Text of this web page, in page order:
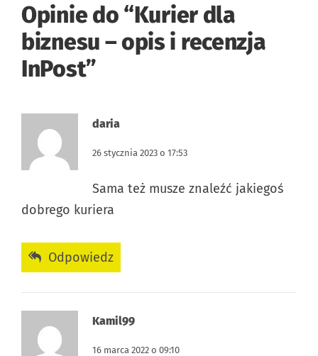
Opinie do “Kurier dla
biznesu – opis i recenzja
InPost”
daria
26 stycznia 2023 o 17:53
Sama też musze znaleźć jakiegoś
dobrego kuriera
Odpowiedz
Kamil99
16 marca 2022 o 09:10